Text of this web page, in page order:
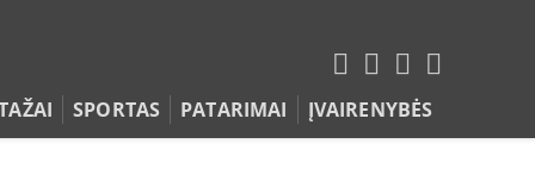
SPORTAS PATARIMAI ĮVAIRENYBĖS